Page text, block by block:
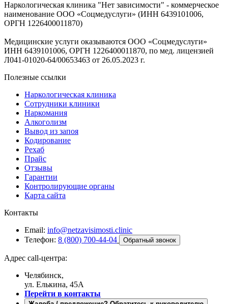
Наркологическая клиника "Нет зависимости" - коммерческое
наименование ООО «Соцмедуслуги» (ИНН 6439101006,
ОРГН 1226400011870)
Медицинские услуги оказываются ООО «Соцмедуслуги»
ИНН 6439101006, ОРГН 1226400011870, по мед. лицензией
Л041-01020-64/00653463 от 26.05.2023 г.
Полезные ссылки
Наркологическая клиника
Сотрудники клиники
Наркомания
Алкоголизм
Вывод из запоя
Кодирование
Рехаб
Прайс
Отзывы
Гарантии
Контролирующие органы
Карта сайта
Контакты
Email: info@netzavisimosti.clinic
Телефон: 8 (800) 700-44-04 Обратный звонок
Адрес call-центра:
Челябинск,
ул. Елькина, 45А
Перейти в контакты